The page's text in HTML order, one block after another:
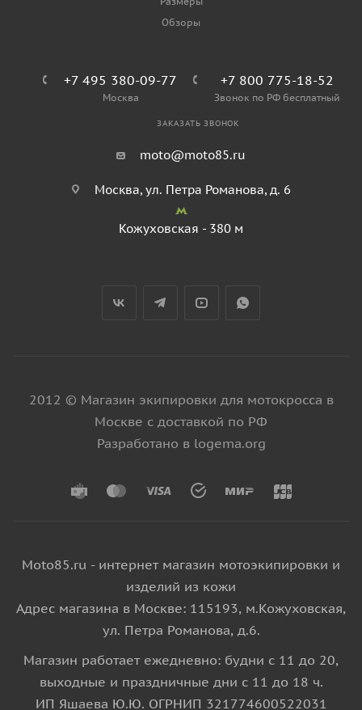
Обзоры
+7 495 380-09-77
Москва
+7 800 775-18-52
Звонок по РФ бесплатный
ЗАКАЗАТЬ ЗВОНОК
moto@moto85.ru
Москва, ул. Петра Романова, д. 6
Кожуховская - 380 м
2012 © Магазин экипировки для мотокросса в
Москве с доставкой по РФ
Разработано в logema.org
Moto85.ru - интернет магазин мотоэкипировки и
изделий из кожи
Адрес магазина в Москве: 115193, м.Кожуховская,
ул. Петра Романова, д.6.
Магазин работает ежедневно: будни с 11 до 20,
выходные и праздничные дни с 11 до 18 ч.
ИП Яшаева Ю.Ю. ОГРНИП 321774600522031